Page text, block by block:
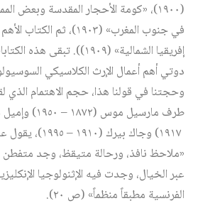
(١٩٠٠)، «كومة الأحجار المقدسة وبعض
في جنوب المغرب» (١٩٠٣)،
إفريقيا الشمالية» (١٩٠٩)).
دوتي أهم أعمال الإرث الكلاسيكي
وحجتنا في قولنا هذا، حجم الاهتمام الذي
١٩١٧) وجاك بيرك
«ملاحظ نافذ، ورحالة متيقظ، وجد
عبر الخيال، وجدت فيه الإثنولوجيا
الفرنسية مطبقاً منظماً» (ص ٢٠).